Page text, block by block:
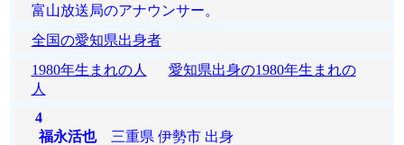
富山放送局のアナウンサー。
全国の愛知県出身者
1980年生まれの人
愛知県出身の1980年生まれの
人
4
福永活也三重県 伊勢市 出身